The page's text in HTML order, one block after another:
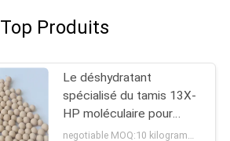
Top Produits
Le déshydratant
spécialisé du tamis 13X-
HP moléculaire pour
produisent de la
negotiable MOQ:10 kilogrammes